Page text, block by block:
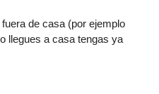
de casa (por ejemplo
llegues a casa tengas ya